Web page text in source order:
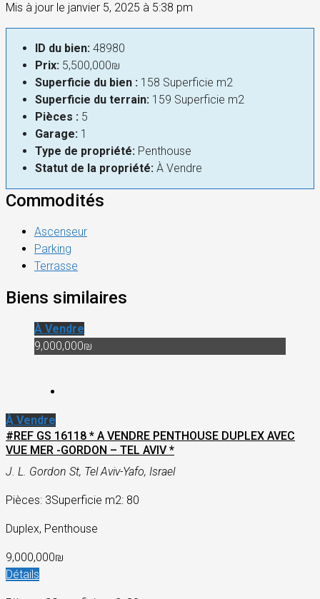
Mis à jour le janvier 5, 2025 à 5:38 pm
ID du bien: 48980
Prix: 5,500,000₪
Superficie du bien : 158 Superficie m2
Superficie du terrain: 159 Superficie m2
Pièces : 5
Garage: 1
Type de propriété: Penthouse
Statut de la propriété: À Vendre
Commodités
Ascenseur
Parking
Terrasse
Biens similaires
À Vendre
9,000,000₪
À Vendre
#REF GS 16118 * A VENDRE PENTHOUSE DUPLEX AVEC
VUE MER -GORDON – TEL AVIV *
J. L. Gordon St, Tel Aviv-Yafo, Israel
Pièces: 3Superficie m2: 80
Duplex, Penthouse
9,000,000₪
Détails